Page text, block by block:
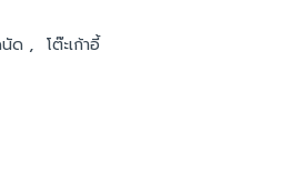
ด , โต๊ะเก้าอี้